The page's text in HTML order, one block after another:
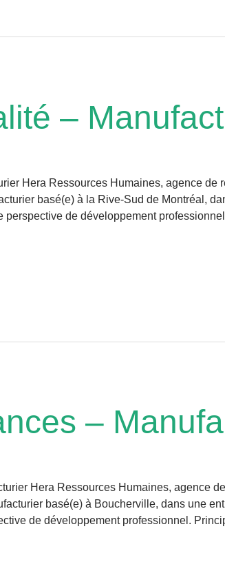
–
Hera Ressources Humaines, agence de
basé(e) à la Rive-Sud de Montréal,
de développement
–
Hera Ressources Humaines, agence
basé(e) à Boucherville, dans une
de développement professionnel.